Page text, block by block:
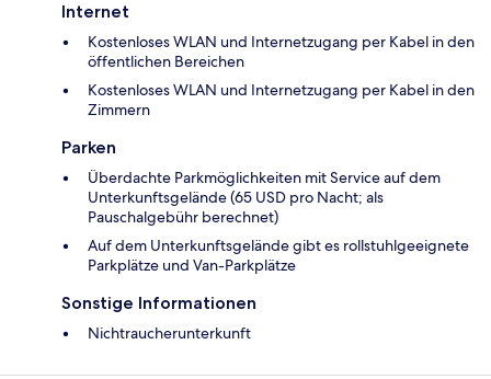
Internet
Kostenloses WLAN und Internetzugang per Kabel in den
öffentlichen Bereichen
Kostenloses WLAN und Internetzugang per Kabel in den
Zimmern
Parken
Überdachte Parkmöglichkeiten mit Service auf dem
Unterkunftsgelände (65 USD pro Nacht; als
Pauschalgebühr berechnet)
Auf dem Unterkunftsgelände gibt es rollstuhlgeeignete
Parkplätze und Van-Parkplätze
Sonstige Informationen
Nichtraucherunterkunft